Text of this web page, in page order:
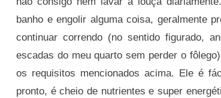
banho e engolir alguma coisa, geralmente
continuar correndo (no sentido figurado,
escadas do meu quarto sem perder o
os requisitos mencionados acima. Ele é
pronto, é cheio de nutrientes e super